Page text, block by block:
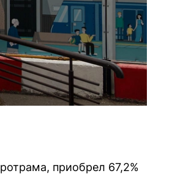
приобрел 67,2%